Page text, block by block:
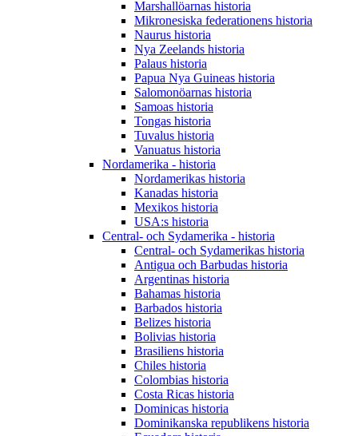
Marshallöarnas historia
Mikronesiska federationens historia
Naurus historia
Nya Zeelands historia
Palaus historia
Papua Nya Guineas historia
Salomonöarnas historia
Samoas historia
Tongas historia
Tuvalus historia
Vanuatus historia
Nordamerika - historia
Nordamerikas historia
Kanadas historia
Mexikos historia
USA:s historia
Central- och Sydamerika - historia
Central- och Sydamerikas historia
Antigua och Barbudas historia
Argentinas historia
Bahamas historia
Barbados historia
Belizes historia
Bolivias historia
Brasiliens historia
Chiles historia
Colombias historia
Costa Ricas historia
Dominicas historia
Dominikanska republikens historia